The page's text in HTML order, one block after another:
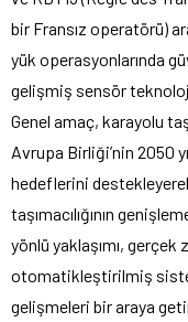
bir Fransız operatörü)
yük operasyonlarında
gelişmiş sensör
Genel amaç, karayolu
Avrupa Birliği’nin 2050
hedeflerini
taşımacılığının
yönlü yaklaşımı, gerçek
otomatikleştirilmiş
gelişmeleri bir araya